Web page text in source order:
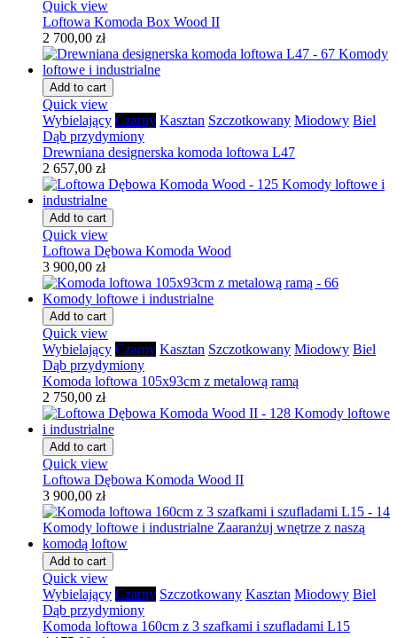
Quick view
Loftowa Komoda Box Wood II
2 700,00 zł
Add to cart
Quick view
Wybielający Czarny Kasztan Szczotkowany Miodowy Biel
Dąb przydymiony
Drewniana designerska komoda loftowa L47
2 657,00 zł
Add to cart
Quick view
Loftowa Dębowa Komoda Wood
3 900,00 zł
Add to cart
Quick view
Wybielający Czarny Kasztan Szczotkowany Miodowy Biel
Dąb przydymiony
Komoda loftowa 105x93cm z metalową ramą
2 750,00 zł
Add to cart
Quick view
Loftowa Dębowa Komoda Wood II
3 900,00 zł
Add to cart
Quick view
Wybielający Czarny Szczotkowany Kasztan Miodowy Biel
Dąb przydymiony
Komoda loftowa 160cm z 3 szafkami i szufladami L15